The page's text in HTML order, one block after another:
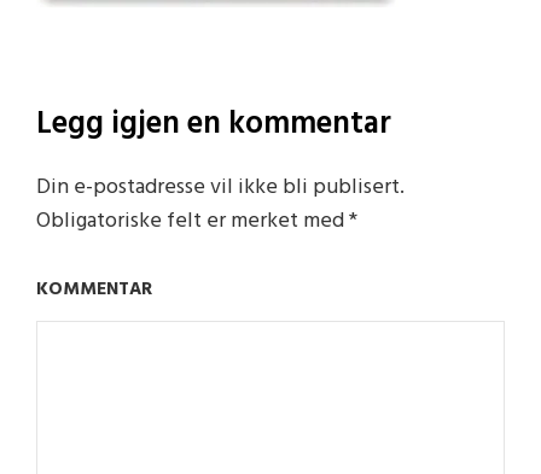
Legg igjen en kommentar
Din e-postadresse vil ikke bli publisert.
Obligatoriske felt er merket med*
KOMMENTAR